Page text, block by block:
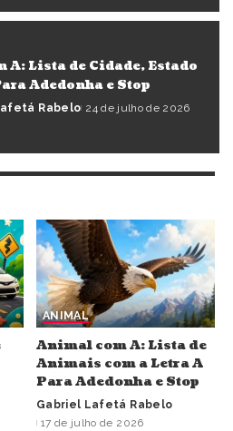
A: Lista de Cidade, Estado
Adedonha e Stop
Rabelo 24 de julho de 2026
ANIMAL
Animal com A: Lista de
Animais com a Letra A
Para Adedonha e Stop
Gabriel Lafetá Rabelo
17 de julho de 2026